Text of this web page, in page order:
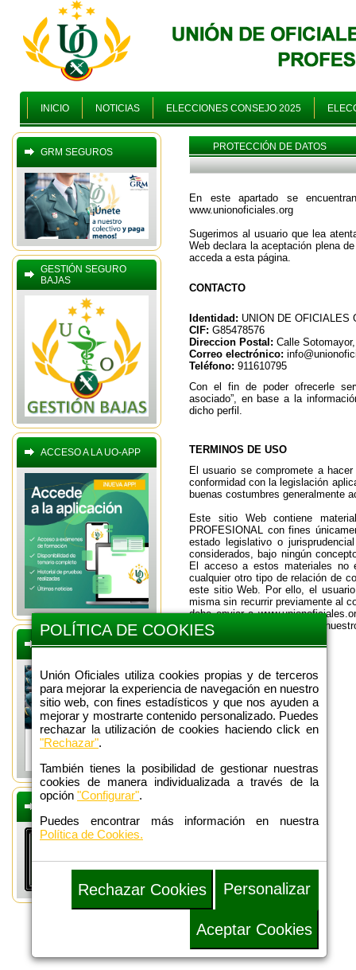
POLÍTICA DE COOKIES
Unión Oficiales utiliza cookies propias y de terceros
para mejorar la experiencia de navegación en nuestro
sitio web, con fines estadísticos y que nos ayuden a
mejorar y mostrarte contenido personalizado. Puedes
rechazar la utilización de cookies haciendo click en
"Rechazar".
También tienes la posibilidad de gestionar nuestras
cookies de manera individualizada a través de la
opción "Configurar".
Puedes encontrar más información en nuestra
Política de Cookies.
Rechazar Cookies Personalizar
Aceptar Cookies
INICIO NOTICIAS ELECCIONES CONSEJO 2025
GRM SEGUROS
GESTIÓN SEGURO
BAJAS
ACCESO A LA UO-APP
BOLETINES OFERTAS
DEFENSA
PROTECCIÓN DE DATOS
En este apartado se
www.unionoficiales.org
Sugerimos al usuario que lea
Web declara la aceptación plena
acceda a esta página.
CONTACTO
Identidad: UNION DE OFICIALES
CIF: G85478576
Direccion Postal: Calle
Correo electrónico:
Teléfono: 911610795
Con el fin de poder ofrecerle
asociado”, en base a la
dicho perfil.
TERMINOS DE USO
El usuario se compromete a
conformidad con la legislación
buenas costumbres generalmente
Este sitio Web contiene
PROFESIONAL con fines
estado legislativo o
considerados, bajo ningún
El acceso a estos materiales no
cualquier otro tipo de relación de
este sitio Web. Por ello, el
misma sin recurrir previamente al
debe enviar a
previamente con alguno de
remitir.